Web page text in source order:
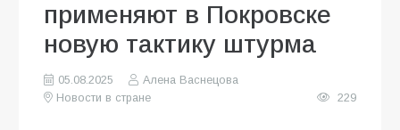
применяют в Покровске
новую тактику штурма
05.08.2025
Алена Васнецова
Новости в стране
229